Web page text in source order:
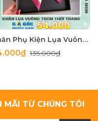
Khăn Phụ Kiện Lụa Vuông 70cm - Thế Giới Khăn Đẹp C1062_3
135.000₫
MÃI TỪ CHÚNG TÔI